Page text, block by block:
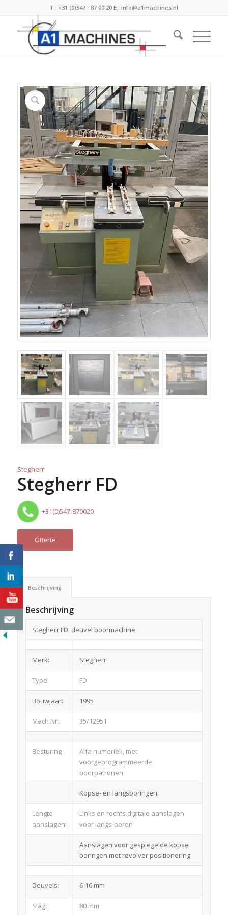
T :+31 (0)547 - 87 00 20 E :info@a1machines.nl
Stegherr
Stegherr FD
+31(0)547-870020
Offerte
Beschrijving
Beschrijving
Stegherr FD deuvel boormachine
Merk: Stegherr
Type: FD
Bouwjaar: 1995
Mach.Nr.: 35/12951
Besturing
Alfa numeriek, met
voorgeprogrammeerde
boorpatronen
Kopse- en langsboringen
Lengte
aanslagen:
Links en rechts digitale aanslagen
voor langs-boren
Aanslagen voor gespiegelde kopse
boringen met revolver positionering
Deuvels: 6-16 mm
Slag: 80 mm